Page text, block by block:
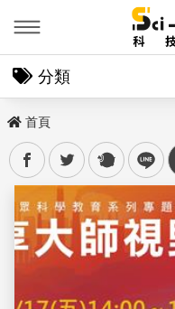
分類
首頁
facebooktwitter plurk line